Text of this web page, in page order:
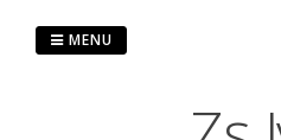
MENU